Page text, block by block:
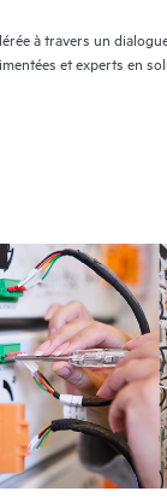
à travers un
et experts en